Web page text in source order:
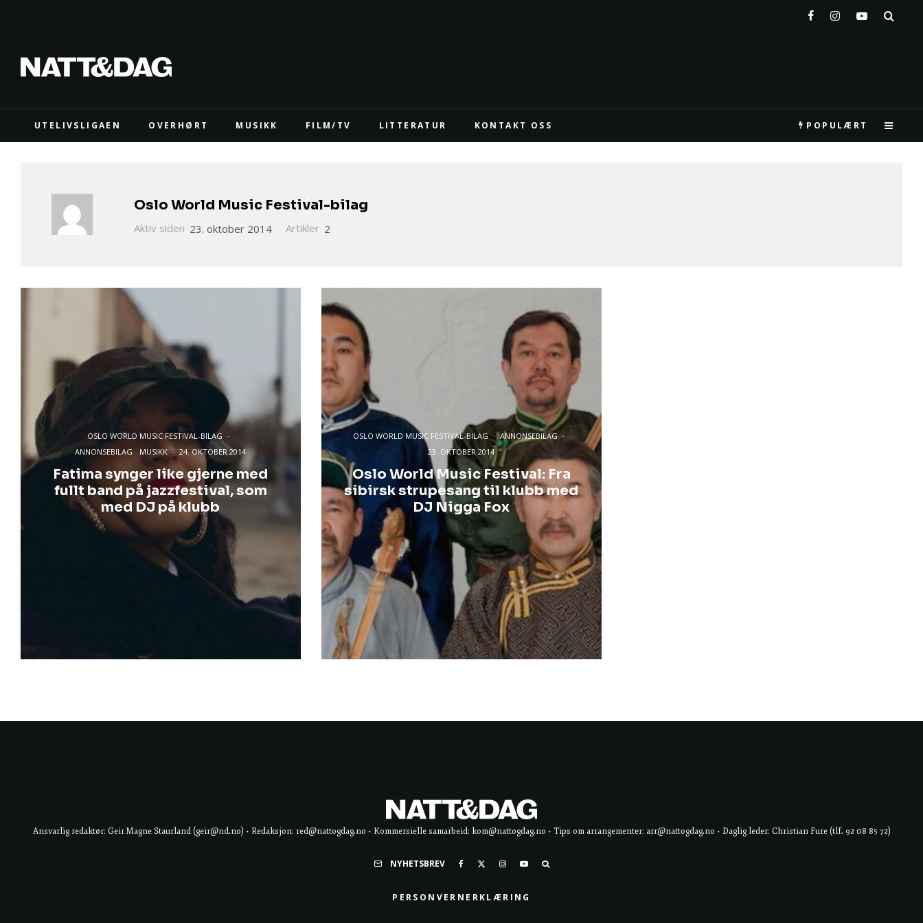
UTELIVSLIGAEN OVERHØRT MUSIKK FILM/TV LITTERATUR KONTAKT OSS POPULÆRT
Oslo World Music Festival-bilag
Aktiv siden 23. oktober 2014 Artikler 2
OSLO WORLD MUSIC FESTIVAL-BILAG ·
ANNONSEBILAG
MUSIKK · 24. OKTOBER 2014
Fatima synger like gjerne med
fullt band på jazzfestival, som
med DJ på klubb
OSLO WORLD MUSIC FESTIVAL-BILAG · ANNONSEBILAG ·
23. OKTOBER 2014
Oslo World Music Festival: Fra
sibirsk strupesang til klubb med
DJ Nigga Fox
Ansvarlig redaktør: Geir Magne Staurland (geir@nd.no) • Redaksjon: red@nattogdag.no • Kommersielle samarbeid: kom@nattogdag.no • Tips om arrangementer: arr@nattogdag.no • Daglig leder: Christian Fure (tlf. 92 08 85 72)
NYHETSBREV
PERSONVERNERKLÆRING